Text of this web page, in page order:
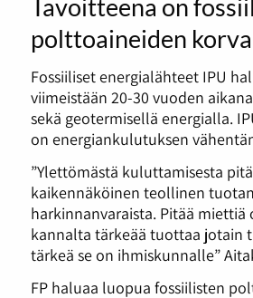
Tavoitteena on
polttoaineiden
Fossiiliset energialähteet IPU
viimeistään 20-30 vuoden
sekä geotermisellä energialla.
on energiankulutuksen
”Ylettömästä kuluttamisesta
kaikennäköinen teollinen
harkinnanvaraista. Pitää
kannalta tärkeää tuottaa jotain
tärkeä se on ihmiskunnalle”
FP haluaa luopua fossiilisten